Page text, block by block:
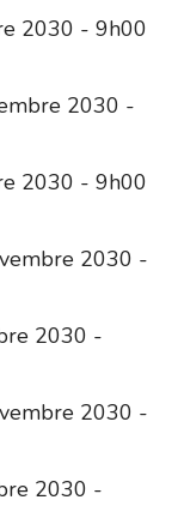
2030 - 9h00
2030 -
2030 - 9h00
2030 -
2030 -
2030 -
2030 -